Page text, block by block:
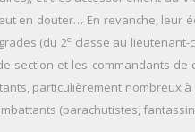
en douter… En revanche,
(du 2e classe au
section et les commandants de
particulièrement nombreux
(parachutistes,